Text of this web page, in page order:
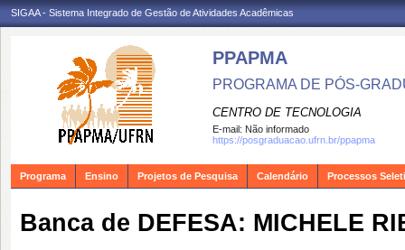
SIGAA - Sistema Integrado de Gestão de Atividades Acadêmicas
PPAPMA
PROGRAMA DE PÓS-
CENTRO DE TECNOLOGIA
E-mail: Não informado
https://posgraduacao.ufrn.br/ppapma
Programa Ensino Projetos de Pesquisa Calendário Processos
Banca de DEFESA: MICHELE